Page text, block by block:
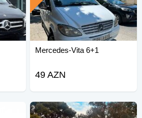
Mercedes-Vita 6+1
49 AZN